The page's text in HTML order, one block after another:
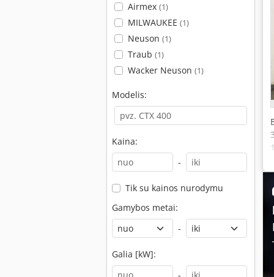
Airmex (1)
MILWAUKEE (1)
Neuson (1)
Traub (1)
Wacker Neuson (1)
Modelis:
Kaina:
-
Tik su kainos nurodymu
Gamybos metai:
-
Galia [kW]: